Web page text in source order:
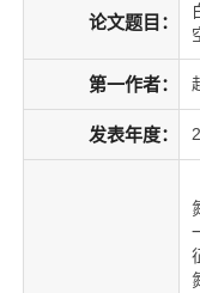
论文题目：
第一作者：
发表年度：